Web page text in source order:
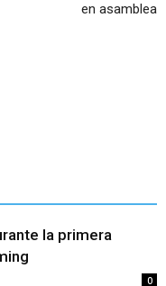
en asamblea
la primera
0